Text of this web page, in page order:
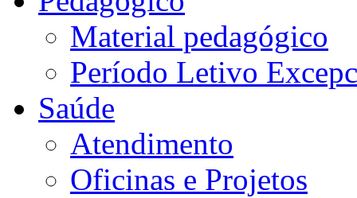
Material pedagógico
Período Letivo
Saúde
Atendimento
Oficinas e Projetos